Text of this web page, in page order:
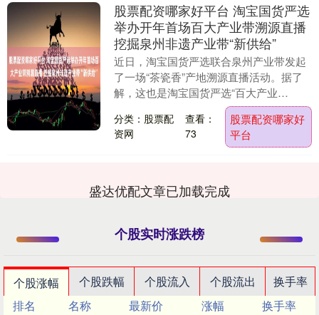
股票配资哪家好平台 淘宝国货严选
举办开年首场百大产业带溯源直播
挖掘泉州非遗产业带“新供给”
近日，淘宝国货严选联合泉州产业带发起
了一场“茶瓷香”产地溯源直播活动。据了
解，这也是淘宝国货严选“百大产业
带”2026年第一场溯源直播，本次直播重点
挖掘了大师制....
分类：股票配
资网
查看：
73
股票配资哪家好
平台
盛达优配文章已加载完成
个股实时涨跌榜
个股涨幅 个股跌幅 个股流入 个股流出
换手率
排名
名称 最新价 涨幅
换手率